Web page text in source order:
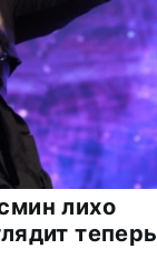
лихо
теперь